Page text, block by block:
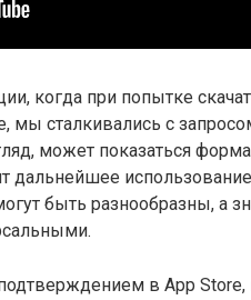
когда при попытке
мы сталкивались с
может показаться
дальнейшее
быть разнообразны, а
в App Store,